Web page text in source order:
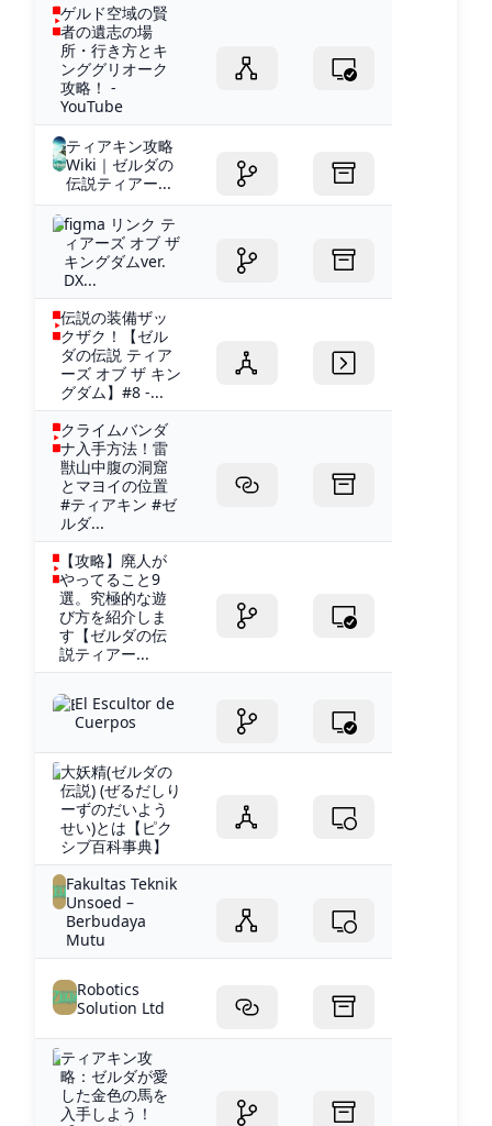
ゲルド空域の賢
者の遺志の場
所・行き方とキ
ンググリオーク
攻略！ -
YouTube
ティアキン攻略
Wiki｜ゼルダの
伝説ティアー...
figma リンク テ
ィアーズ オブ ザ
キングダムver.
DX...
伝説の装備ザッ
クザク！【ゼル
ダの伝説 ティア
ーズ オブ ザ キン
グダム】#8 -...
クライムバンダ
ナ入手方法！雷
獣山中腹の洞窟
とマヨイの位置
#ティアキン #ゼ
ルダ...
【攻略】廃人が
やってること9
選。究極的な遊
び方を紹介しま
す【ゼルダの伝
説ティアー...
El Escultor de
Cuerpos
大妖精(ゼルダの
伝説) (ぜるだしり
ーずのだいよう
せい)とは【ピク
シブ百科事典】
Fakultas Teknik
Unsoed –
Berbudaya
Mutu
Robotics
Solution Ltd
ティアキン攻
略：ゼルダが愛
した金色の馬を
入手しよう！